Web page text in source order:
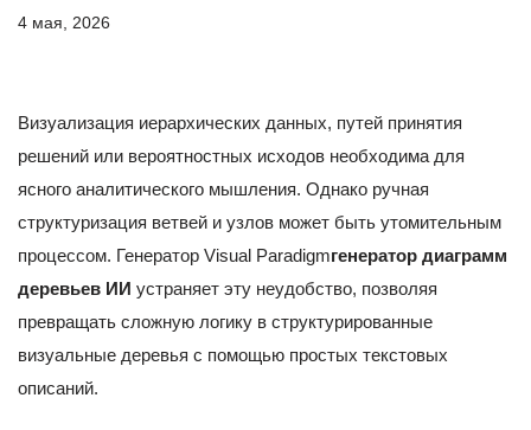
4 мая, 2026
Визуализация иерархических данных, путей принятия
решений или вероятностных исходов необходима для
ясного аналитического мышления. Однако ручная
структуризация ветвей и узлов может быть утомительным
процессом. Генератор Visual Paradigmгенератор диаграмм
деревьев ИИ устраняет эту неудобство, позволяя
превращать сложную логику в структурированные
визуальные деревья с помощью простых текстовых
описаний.